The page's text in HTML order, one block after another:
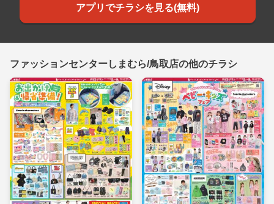
アプリでチラシを見る(無料)
ファッションセンターしまむら/鳥取店の他のチラシ